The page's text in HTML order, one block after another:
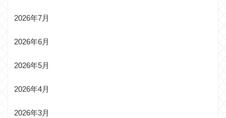
2026年7月
2026年6月
2026年5月
2026年4月
2026年3月